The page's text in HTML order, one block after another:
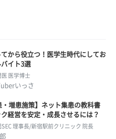
てから役立つ！医学生時代にしてお
イト3選
医学博士
いっさ
・増患施策】ネット集患の教科書
ク経営を安定・成長させるには？
SEC 理事長/新宿駅前クリニック 院長